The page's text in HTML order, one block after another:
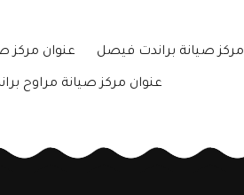
مركز صيانة براندت فيصل عنوان مركز
عنوان مركز صيانة مراوح